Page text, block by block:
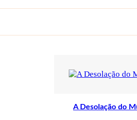
A Desolação do